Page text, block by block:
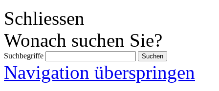
Schliessen
Wonach suchen Sie?
Suchbegriffe
Navigation überspringen